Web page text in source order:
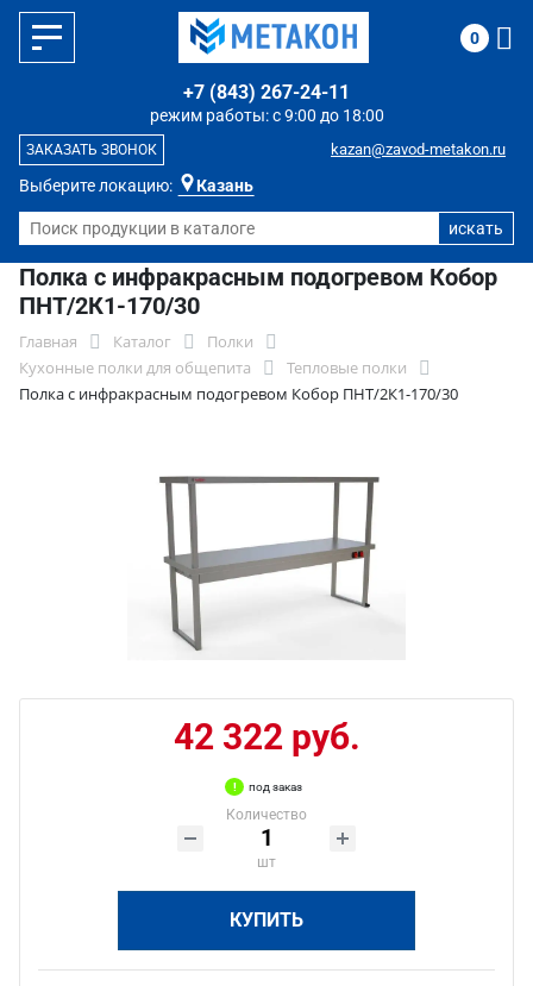
Выберите локацию: Казань
режим работы: с 9:00 до 18:00
+7 (843) 267-24-11
kazan@zavod-metakon.ru
ЗАКАЗАТЬ ЗВОНОК
0
Полка с инфракрасным подогревом Кобор
ПНТ/2К1-170/30
Главная Каталог
Полки
Кухонные полки для общепита
Тепловые полки
Полка с инфракрасным подогревом Кобор ПНТ/2К1-170/30
42 322 руб.
под заказ
Количество
шт
КУПИТЬ